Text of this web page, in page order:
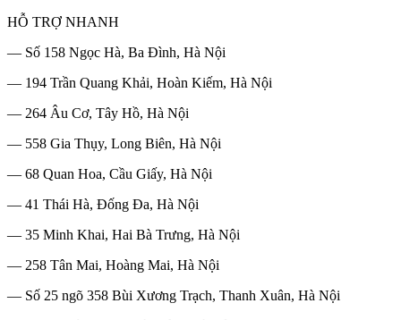
HỖ TRỢ NHANH
— Số 158 Ngọc Hà, Ba Đình, Hà Nội
— 194 Trần Quang Khải, Hoàn Kiếm, Hà Nội
— 264 Âu Cơ, Tây Hồ, Hà Nội
— 558 Gia Thụy, Long Biên, Hà Nội
— 68 Quan Hoa, Cầu Giấy, Hà Nội
— 41 Thái Hà, Đống Đa, Hà Nội
— 35 Minh Khai, Hai Bà Trưng, Hà Nội
— 258 Tân Mai, Hoàng Mai, Hà Nội
— Số 25 ngõ 358 Bùi Xương Trạch, Thanh Xuân, Hà Nội